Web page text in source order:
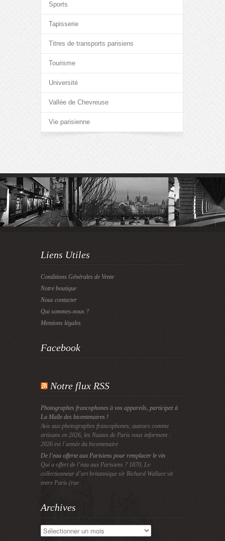
Sports
Tapisserie
Titres de transports parisiens
Tourisme
Université
Vallée de Chevreuse
Vie parisienne
Liens Utiles
Conditions Générales de Vente
Notre boutique
Nous contacter
Qui sommes-nous ?
Mentions légales
Facebook
Notre flux RSS
Photographes francophones à vos appareils, participez à
La Malle des bicentenaires !
Avis aux photographes francophones, auteurs comme
artisans en 2026, les Nautes de Paris vous informent :
2026 est l’année du bicentenaire
De l’eau offerte aux Parisiens pour remplacer le vin
Qui a offert de l’eau aux Parisiens ? 1870, Le
collectionneur d’art britannique sir Richard Wallace vit
entre Paris (rue
Archives
Archives